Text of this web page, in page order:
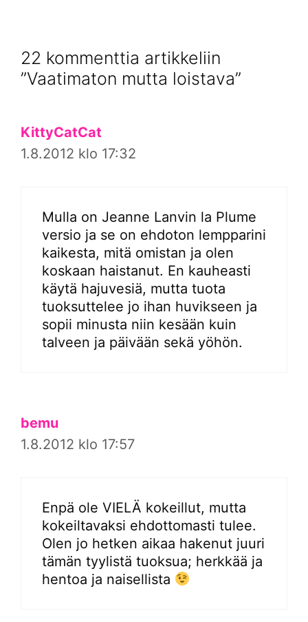
22 kommenttia artikkeliin
”Vaatimaton mutta loistava”
KittyCatCat
1.8.2012 klo 17:32
Mulla on Jeanne Lanvin la Plume
versio ja se on ehdoton lempparini
kaikesta, mitä omistan ja olen
koskaan haistanut. En kauheasti
käytä hajuvesiä, mutta tuota
tuoksuttelee jo ihan huvikseen ja
sopii minusta niin kesään kuin
talveen ja päivään sekä yöhön.
bemu
1.8.2012 klo 17:57
Enpä ole VIELÄ kokeillut, mutta
kokeiltavaksi ehdottomasti tulee.
Olen jo hetken aikaa hakenut juuri
tämän tyylistä tuoksua; herkkää ja
hentoa ja naisellista